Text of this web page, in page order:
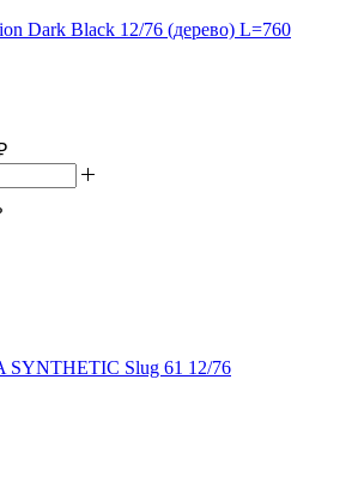
Dark Black 12/76 (дерево) L=760
SYNTHETIC Slug 61 12/76